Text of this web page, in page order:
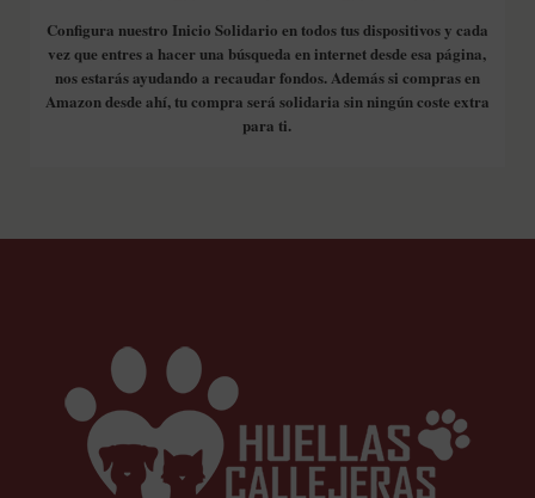
Configura nuestro Inicio Solidario en todos tus dispositivos y cada
vez que entres a hacer una búsqueda en internet desde esa página,
nos estarás ayudando a recaudar fondos. Además si compras en
Amazon desde ahí, tu compra será solidaria sin ningún coste extra
para ti.